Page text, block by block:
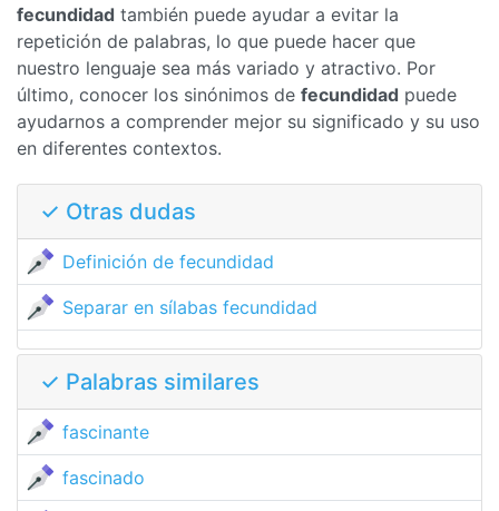
fecundidad también puede ayudar a evitar la
repetición de palabras, lo que puede hacer que
nuestro lenguaje sea más variado y atractivo. Por
último, conocer los sinónimos de fecundidad puede
ayudarnos a comprender mejor su significado y su uso
en diferentes contextos.
✓ Otras dudas
Definición de fecundidad
Separar en sílabas fecundidad
✓ Palabras similares
fascinante
fascinado